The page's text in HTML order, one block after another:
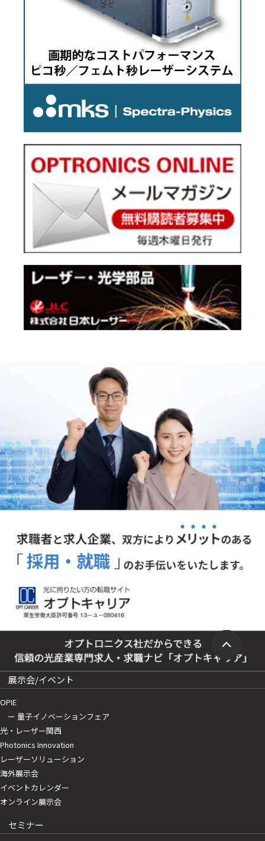
展示会/イベント
OPIE
ー 量子イノベーションフェア
光・レーザー関西
Photonics Innovation
レーザーソリューション
海外展示会
イベントカレンダー
オンライン展示会
セミナー